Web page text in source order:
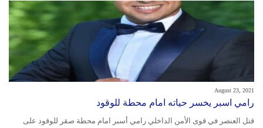
August 23, 2021
رامي اسبر يخسر حياته امام محطة للوقود
قتل العنصر في قوى الأمن الداخلي رامي أسبر امام محطة صقر للوقود على